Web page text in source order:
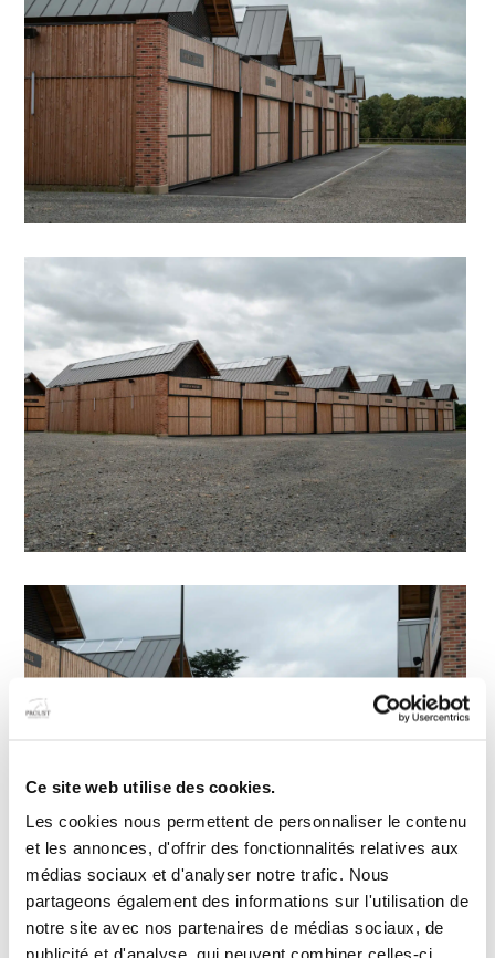
Ce site web utilise des cookies.
Les cookies nous permettent de personnaliser le contenu
et les annonces, d'offrir des fonctionnalités relatives aux
médias sociaux et d'analyser notre trafic. Nous
partageons également des informations sur l'utilisation de
notre site avec nos partenaires de médias sociaux, de
publicité et d'analyse, qui peuvent combiner celles-ci